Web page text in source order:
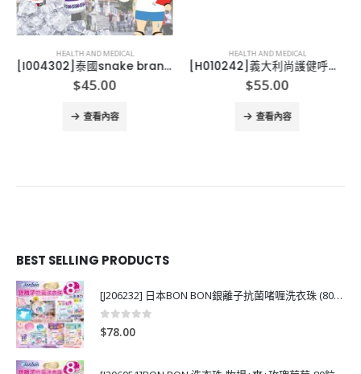
HEALTH AND MEDICAL
[I004302]泰國snake brand 蛇牌冰涼止汗噴霧
$45.00
查看內容
HEALTH AND MEDICAL
[H010242]義大利尚護健呼吸道舒緩軟膏
$55.00
查看內容
BEST SELLING PRODUCTS
[J206232] 日本BON BON銀離子抗菌啫喱洗衣珠 (80粒)
0out of 5
$78.00